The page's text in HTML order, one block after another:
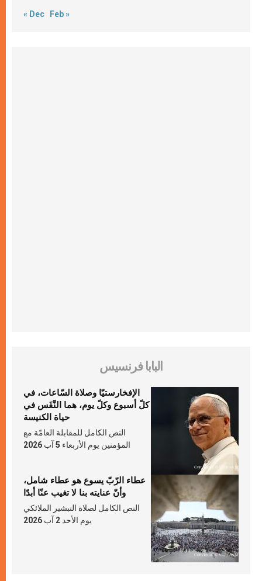
« Dec Feb »
البابا فرنسيس
الإفخارستيّا وصلاة السّاعات، في
كلّ أسبوع وكلّ يوم، هما النَّفَس في
حياة الكنيسة
النص الكامل للمقابلة العامّة مع
المؤمنين يوم الأربعاء 5 آب 2026
عطاء الرّبّ يسوع هو عطاء شامل،
وأنّ عنايته بنا لا تغيب عنّا أبدًا
النص الكامل لصلاة التبشير الملائكي
يوم الأحد 2 آب 2026